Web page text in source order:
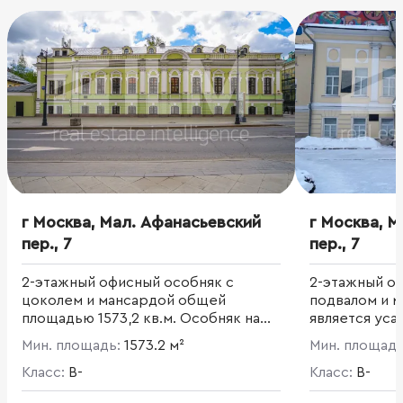
г Москва, Мал. Афанасьевский
пер., 7
2-этажный офисный особняк с
цоколем и мансардой общей
площадью 1573,2 кв.м. Особняк на
первой линии домов в ЦАО. Объект
культурного наследия
регионального значения. Дом, в
котором в 1880-х гг. жил
Мин. площадь: 1573.2 м²
Класс: B-
г Москва,
пер., 7
2-этажный
подвалом и
является
Памятник
площадь
Мин.
Класс: B-